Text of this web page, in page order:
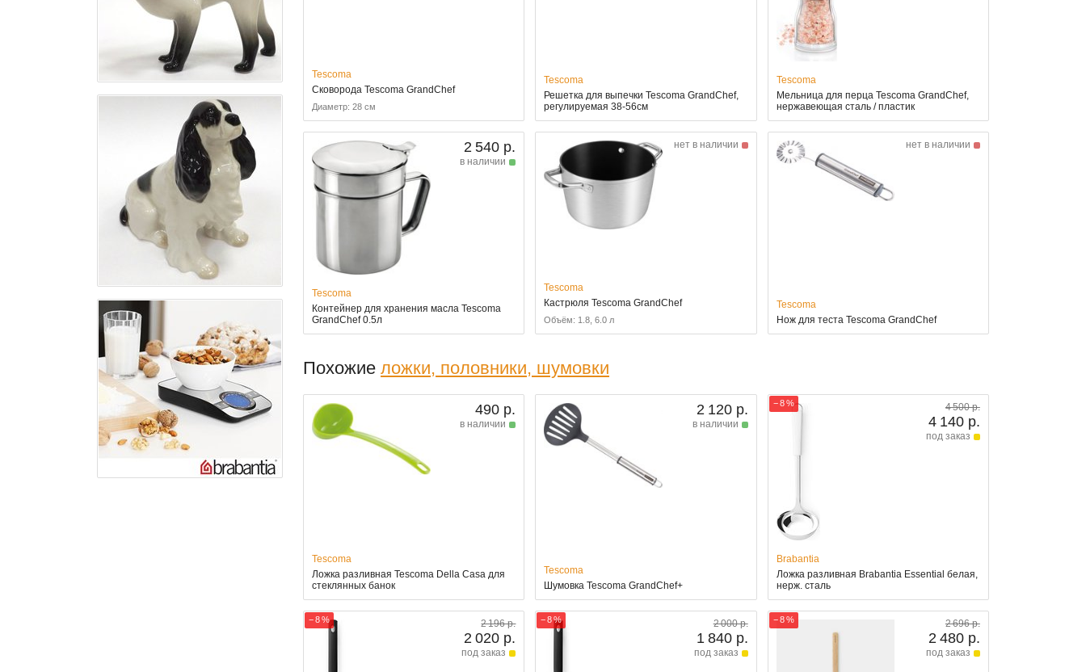
Tescoma
Сковорода Tescoma GrandChef
Диаметр: 28 см
Tescoma
Решетка для выпечки Tescoma GrandChef,
регулируемая 38-56см
Tescoma
Мельница для перца Tescoma GrandChef,
нержавеющая сталь / пластик
2 540 р.
в наличии
Tescoma
Контейнер для хранения масла Tescoma
GrandChef 0.5л
нет в наличии
Tescoma
Кастрюля Tescoma GrandChef
Объём: 1.8, 6.0 л
нет в наличии
Tescoma
Нож для теста Tescoma GrandChef
Похожие ложки, половники, шумовки
490 р.
в наличии
Tescoma
Ложка разливная Tescoma Della Casa для
стеклянных банок
2 120 р.
в наличии
Tescoma
Шумовка Tescoma GrandChef+
− 8 % 4 500 р.
4 140 р.
под заказ
Brabantia
Ложка разливная Brabantia Essential белая,
нерж. сталь
− 8 % 2 196 р.
2 020 р.
под заказ
− 8 % 2 000 р.
1 840 р.
под заказ
− 8 % 2 696 р.
2 480 р.
под заказ